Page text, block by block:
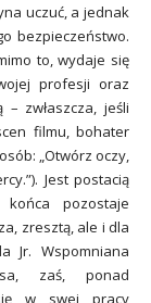
uczuć, a jednak
bezpieczeństwo.
to, wydaje się
profesji oraz
zwłaszcza, jeśli
filmu, bohater
„Otwórz oczy,
Jest postacią
pozostaje
zresztą, ale i dla
Jr. Wspomniana
zaś, ponad
w swej pracy